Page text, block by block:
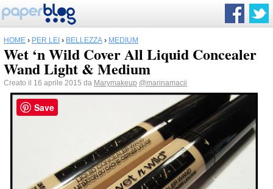
HOME › PER LEI › BELLEZZA › MEDIUM
Wet ‘n Wild Cover All Liquid Concealer
Wand Light & Medium
Creato il 16 aprile 2015 da Marymakeup @marinamacii
Save